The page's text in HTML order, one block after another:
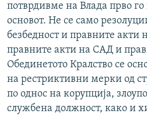
потврдивме на Влада прво
основот. Не се само
безбедност и правните акти
правните акти на САД и
Обединетото Кралство се
на рестриктивни мерки од
по однос на корупција,
службена должност, како и